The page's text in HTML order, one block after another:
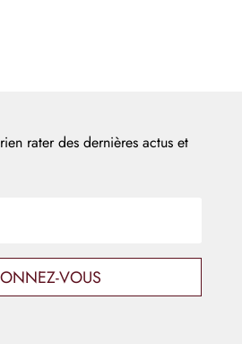
rater des dernières actus et
VOUS